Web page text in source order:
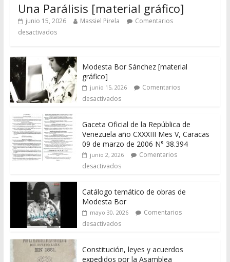
Una Parálisis [material gráfico]
junio 15, 2026 Massiel Pirela
Comentarios
desactivados
Modesta Bor Sánchez [material
gráfico]
junio 15, 2026
Comentarios
desactivados
Gaceta Oficial de la República de
Venezuela año CXXXIII Mes V, Caracas
09 de marzo de 2006 N° 38.394
junio 2, 2026
Comentarios
desactivados
Catálogo temático de obras de
Modesta Bor
mayo 30, 2026
Comentarios
desactivados
Constitución, leyes y acuerdos
expedidos por la Asamblea